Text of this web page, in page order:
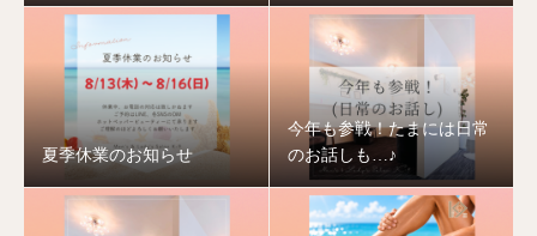
夏季休業のお知らせ
今年も参戦！たまには日常
のお話しも…♪